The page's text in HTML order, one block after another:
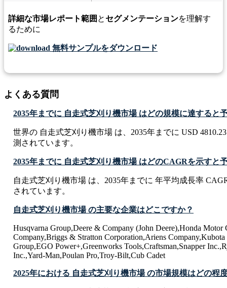
詳細な市場レポート範囲 と セグメンテーションを理解す
るために
無料サンプルをダウンロード
よくある質問
2035年までに 自走式芝刈り機市場 はどの規模に達すると
世界の 自走式芝刈り機市場 は、2035年までに USD
測されています。
2035年までに 自走式芝刈り機市場 はどのCAGRを示すと
自走式芝刈り機市場 は、2035年までに 年平均成長率
されています。
自走式芝刈り機市場 の主要な企業はどこですか？
Husqvarna Group,Deere & Company (John Deere),Honda Motor
Company,Briggs & Stratton Corporation,Ariens
Group,EGO Power+,Greenworks Tools,Craftsman,Snapper
Inc.,Yard-Man,Poulan Pro,Troy-Bilt,Cub Cadet
2025年における 自走式芝刈り機市場 の市場規模はどの程